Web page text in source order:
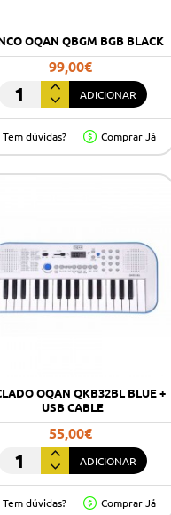
OQAN QBGM BGB BLACK
99,00€
BANCO
QBGM
ADICIONAR
Tem dúvidas? Comprar Já
OQAN QKB32BL BLUE +
USB CABLE
55,00€
TECLADO
QKB32BL
ADICIONAR
Tem dúvidas? Comprar Já